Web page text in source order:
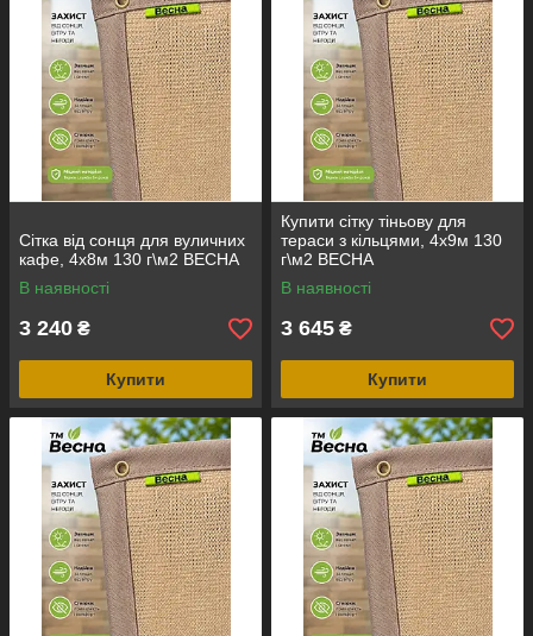
Сітка від сонця для вуличних
кафе, 4х8м 130 г\м2 ВЕСНА
В наявності
3 240 ₴
Купити
Купити сітку тіньову для
тераси з кільцями, 4х9м 130
г\м2 ВЕСНА
В наявності
3 645 ₴
Купити